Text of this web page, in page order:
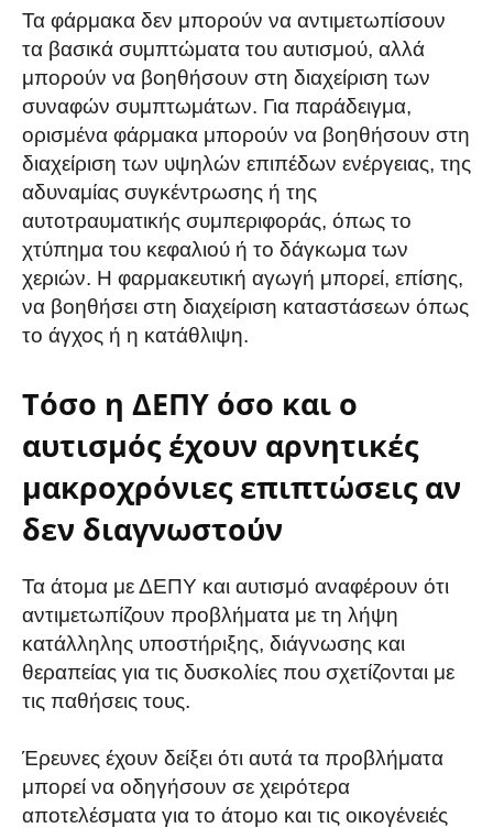
Τα φάρμακα δεν μπορούν να αντιμετωπίσουν
τα βασικά συμπτώματα του αυτισμού, αλλά
μπορούν να βοηθήσουν στη διαχείριση των
συναφών συμπτωμάτων. Για παράδειγμα,
ορισμένα φάρμακα μπορούν να βοηθήσουν στη
διαχείριση των υψηλών επιπέδων ενέργειας, της
αδυναμίας συγκέντρωσης ή της
αυτοτραυματικής συμπεριφοράς, όπως το
χτύπημα του κεφαλιού ή το δάγκωμα των
χεριών. Η φαρμακευτική αγωγή μπορεί, επίσης,
να βοηθήσει στη διαχείριση καταστάσεων όπως
το άγχος ή η κατάθλιψη.
Τόσο η ΔΕΠΥ όσο και ο
αυτισμός έχουν αρνητικές
μακροχρόνιες επιπτώσεις αν
δεν διαγνωστούν
Τα άτομα με ΔΕΠΥ και αυτισμό αναφέρουν ότι
αντιμετωπίζουν προβλήματα με τη λήψη
κατάλληλης υποστήριξης, διάγνωσης και
θεραπείας για τις δυσκολίες που σχετίζονται με
τις παθήσεις τους.
Έρευνες έχουν δείξει ότι αυτά τα προβλήματα
μπορεί να οδηγήσουν σε χειρότερα
αποτελέσματα για το άτομο και τις οικογένειές